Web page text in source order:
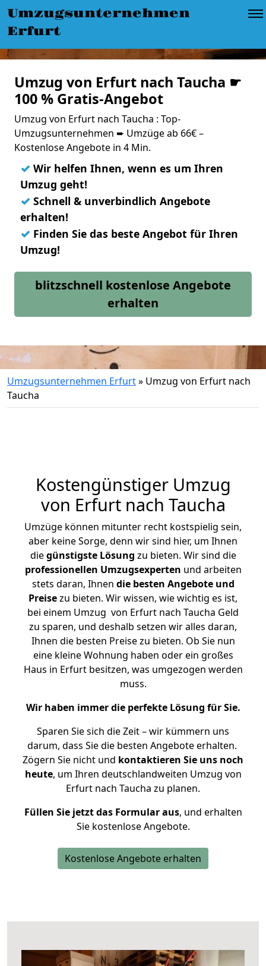
Umzugsunternehmen
Erfurt
Umzug von Erfurt nach Taucha ☛
100 % Gratis-Angebot
Umzug von Erfurt nach Taucha : Top-
Umzugsunternehmen ➨ Umzüge ab 66€ –
Kostenlose Angebote in 4 Min.
✓ Wir helfen Ihnen, wenn es um Ihren
Umzug geht!
✓ Schnell & unverbindlich Angebote
erhalten!
✓ Finden Sie das beste Angebot für Ihren
Umzug!
blitzschnell kostenlose Angebote
erhalten
Umzugsunternehmen Erfurt» Umzug von Erfurt nach
Taucha
Kostengünstiger Umzug
von Erfurt nach Taucha
Umzüge können mitunter recht kostspielig sein,
aber keine Sorge, denn wir sind hier, um Ihnen
diegünstigste Lösung zu bieten. Wir sind die
professionellen Umzugsexperten und arbeiten
stets daran, Ihnen die besten Angebote und
Preisezu bieten. Wir wissen, wie wichtig es ist,
bei einem Umzug von Erfurt nach Taucha Geld
zu sparen, und deshalb setzen wir alles daran,
Ihnen die besten Preise zu bieten. Ob Sie nun
eine kleine Wohnung haben oder ein großes
Haus in Erfurt besitzen, was umgezogen werden
muss.
Wir haben immer die perfekte Lösung für Sie.
Sparen Sie sich die Zeit – wir kümmern uns
darum, dass Sie die besten Angebote erhalten.
Zögern Sie nicht und kontaktieren Sie uns noch
heute, um Ihren deutschlandweiten Umzug von
Erfurt nach Taucha zu planen.
Füllen Sie jetzt das Formular aus, und erhalten
Sie kostenlose Angebote.
Kostenlose Angebote erhalten